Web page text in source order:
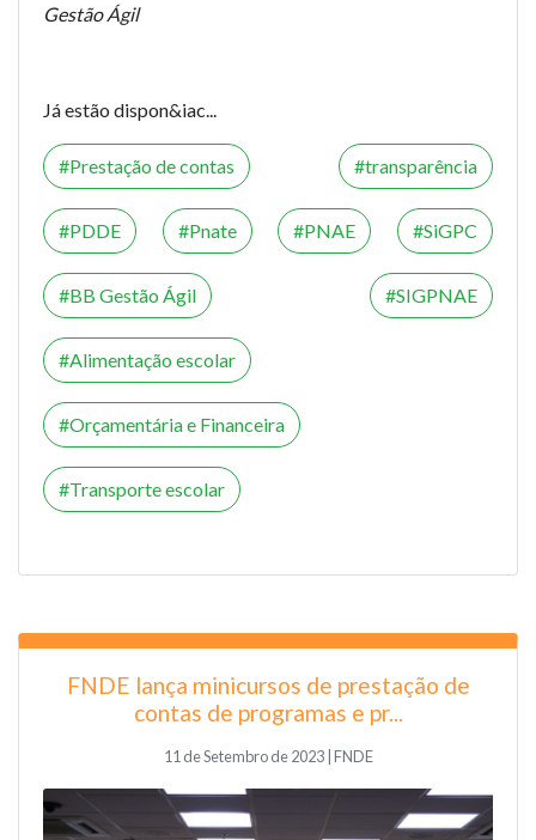
Gestão Ágil
Já estão dispon&iac...
Prestação de contas transparência
PDDE Pnate PNAE SiGPC
BB Gestão Ágil SIGPNAE
Alimentação escolar
Orçamentária e Financeira
Transporte escolar
FNDE lança minicursos de prestação de
contas de programas e pr...
11 de Setembro de 2023 | FNDE